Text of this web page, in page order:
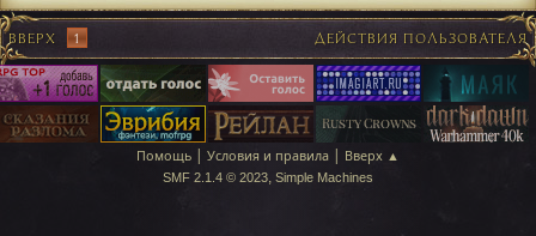
ВВЕРХ 1 ДЕЙСТВИЯ ПОЛЬЗОВАТЕЛЯ
Помощь | Условия и правила | Вверх ▲
SMF 2.1.4 © 2023, Simple Machines